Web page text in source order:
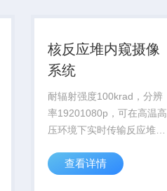
核反应堆内窥摄像
系统
耐辐射强度100krad，分辨
率19201080p，可在高温高
压环境下实时传输反应堆内
测与维护。
查看详情